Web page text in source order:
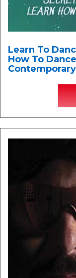
Learn To
How To
Contemporary